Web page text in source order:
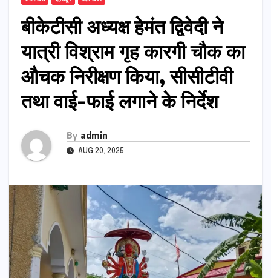
बीकेटीसी अध्यक्ष हेमंत द्विवेदी ने
यात्री विश्राम गृह कारगी चौक का
औचक निरीक्षण किया, सीसीटीवी
तथा वाई-फाई लगाने के निर्देश
By admin
AUG 20, 2025